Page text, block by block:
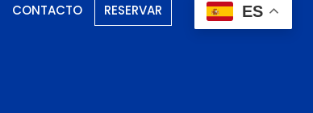
CONTACTO RESERVAR ES